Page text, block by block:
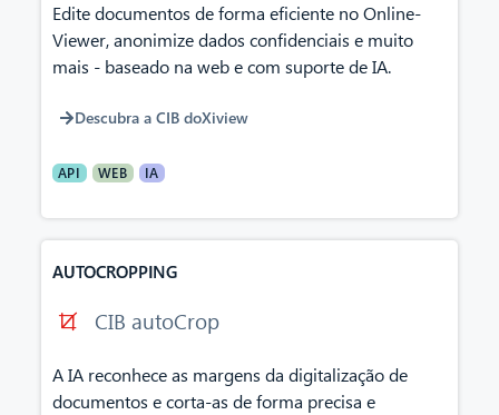
Edite documentos de forma eficiente no Online-
Viewer, anonimize dados confidenciais e muito
mais - baseado na web e com suporte de IA.
Descubra a CIB doXiview
API WEB IA
AUTOCROPPING
CIB autoCrop
A IA reconhece as margens da digitalização de
documentos e corta-as de forma precisa e